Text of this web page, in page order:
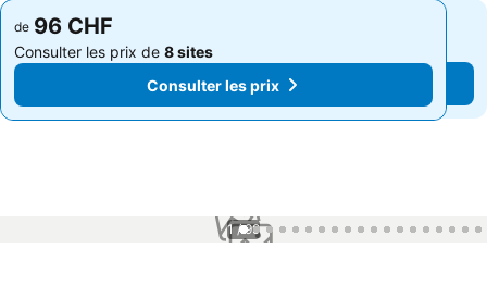
de 96 CHF
Consulter les prix de 8 sites
Consulter les prix
de 96 CHF
Consulter les prix de 8 sites
Consulter les prix
1 / 99